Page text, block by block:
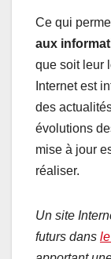
Ce qui
aux
que soit leur
Internet est
des
évolutions
mise à jour
réaliser.
Un site
futurs dans